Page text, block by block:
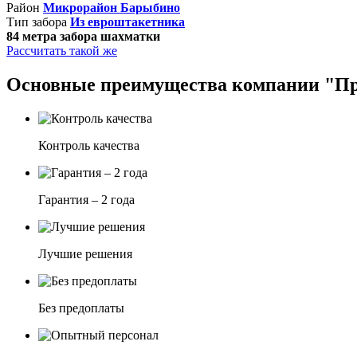
Район Микрорайон Барыбино
Тип забора Из евроштакетника
84 метра забора шахматки
Рассчитать такой же
Основные преимущества компании
Контроль качества
Гарантия – 2 года
Лучшие решения
Без предоплаты